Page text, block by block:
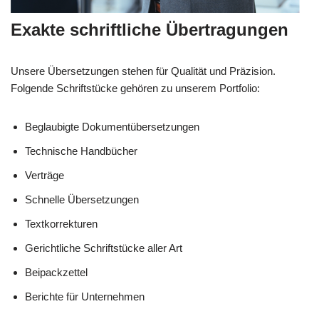
Exakte schriftliche Übertragungen
Unsere Übersetzungen stehen für Qualität und Präzision.
Folgende Schriftstücke gehören zu unserem Portfolio:
Beglaubigte Dokumentübersetzungen
Technische Handbücher
Verträge
Schnelle Übersetzungen
Textkorrekturen
Gerichtliche Schriftstücke aller Art
Beipackzettel
Berichte für Unternehmen